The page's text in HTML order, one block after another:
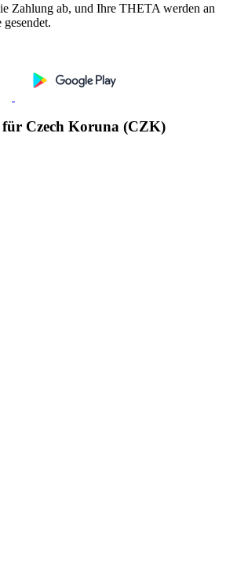
Zahlung ab, und Ihre THETA werden an
für Czech Koruna (CZK)